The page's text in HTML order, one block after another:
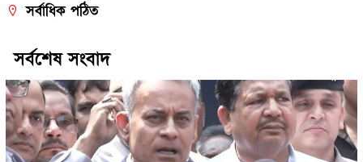
সর্বাধিক পঠিত
সর্বশেষ সংবাদ